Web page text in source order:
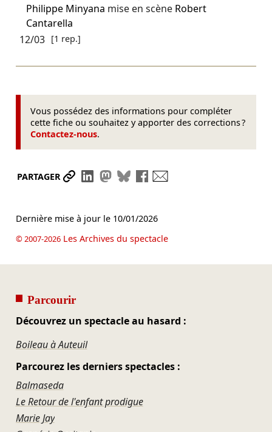
Philippe Minyana mise en scène Robert
Cantarella
12/03 [1 rep.]
Vous possédez des informations pour compléter
cette fiche ou souhaitez y apporter des corrections ?
Contactez-nous.
PARTAGER Partager le lien
Partager sur LinkedIn
Partager sur Mastodon
Partager sur Bluesky
Partager sur Facebook
Dernière mise à jour le 10/01/2026
© 2007-2026Les Archives du spectacle
Parcourir
Découvrez un spectacle au hasard :
Boileau à Auteuil
Parcourez les derniers spectacles :
Balmaseda
Le Retour de l'enfant prodigue
Marie Jay